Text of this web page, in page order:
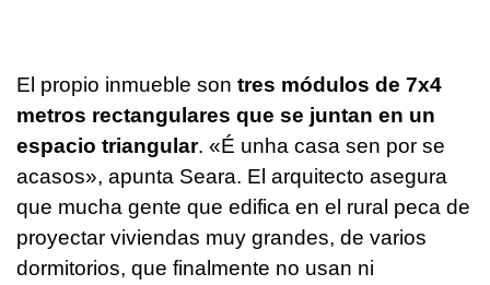
El propio inmueble son tres módulos de 7x4
metros rectangulares que se juntan en un
espacio triangular. «É unha casa sen por se
acasos», apunta Seara. El arquitecto asegura
que mucha gente que edifica en el rural peca de
proyectar viviendas muy grandes, de varios
dormitorios, que finalmente no usan ni